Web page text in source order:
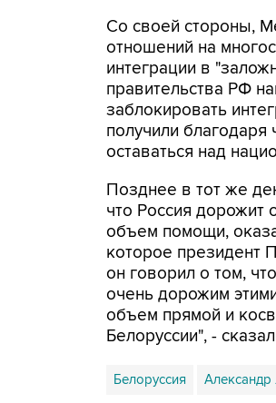
Со своей стороны,
отношений на
интеграции в
правительства РФ
заблокировать
получили
оставаться над
Позднее в тот же
что Россия дорожит
объем помощи,
которое президент
он говорил о том,
очень дорожим
объем прямой и
Белоруссии", -
Белоруссия